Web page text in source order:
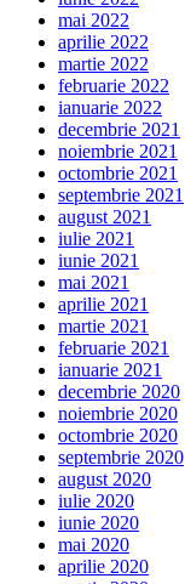
mai 2022
aprilie 2022
martie 2022
februarie 2022
ianuarie 2022
decembrie 2021
noiembrie 2021
octombrie 2021
septembrie 2021
august 2021
iulie 2021
iunie 2021
mai 2021
aprilie 2021
martie 2021
februarie 2021
ianuarie 2021
decembrie 2020
noiembrie 2020
octombrie 2020
septembrie 2020
august 2020
iulie 2020
iunie 2020
mai 2020
aprilie 2020